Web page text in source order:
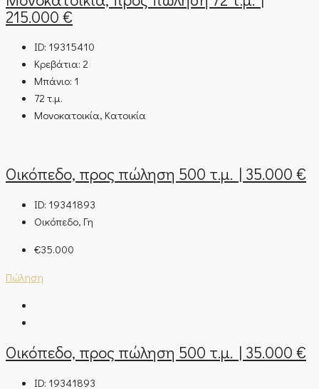
215.000 €
ID: 19315410
Κρεβάτια: 2
Μπάνιο: 1
72 τ.μ.
Μονοκατοικία, Κατοικία
Οικόπεδο, προς πώληση 500 τ.μ. | 35.000 €
ID: 19341893
Οικόπεδο, Γη
€35.000
Πώληση
Οικόπεδο, προς πώληση 500 τ.μ. | 35.000 €
ID: 19341893